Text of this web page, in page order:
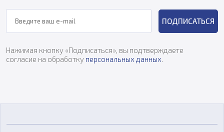
ПОДПИСАТЬСЯ
Нажимая кнопку «Подписаться», вы подтверждаете
согласие на обработку персональных данных.